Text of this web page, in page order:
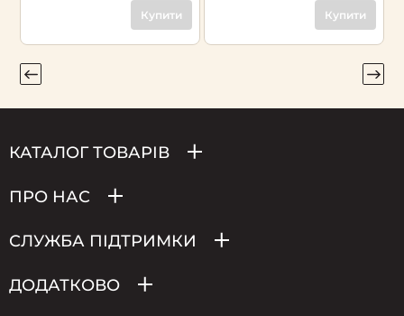
Купити Купити
КАТАЛОГ ТОВАРІВ
ПРО НАС
СЛУЖБА ПІДТРИМКИ
ДОДАТКОВО